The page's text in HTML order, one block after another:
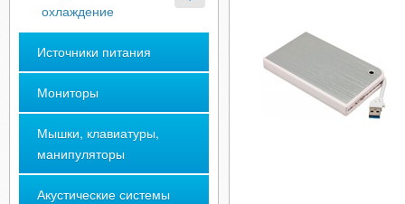
охлаждение
Источники питания
Мониторы
Мышки, клавиатуры,
манипуляторы
Акустические системы